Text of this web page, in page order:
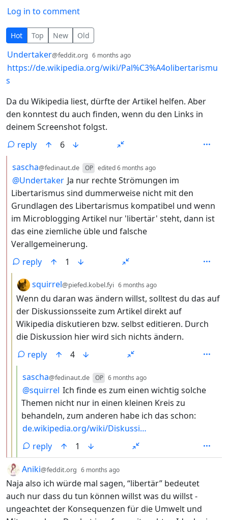
Log in to comment
8 Comments
Hot Top New Old
by
Undertaker@feddit.org 6 months ago
https://de.wikipedia.org/wiki/Pal%C3%A4olibertarismu
s
Da du Wikipedia liest, dürfte der Artikel helfen. Aber
den konntest du auch finden, wenn du den Links in
deinem Screenshot folgst.
reply
6
by
sascha@fedinaut.de OP edited6 months ago
@Undertaker Ja nur rechte Strömungen im
Libertarismus sind dummerweise nicht mit den
Grundlagen des Libertarismus kompatibel und wenn
im Microblogging Artikel nur 'libertär' steht, dann ist
das eine ziemliche üble und falsche
Verallgemeinerung.
reply
1
by
squirrel@piefed.kobel.fyi 6 months ago
Wenn du daran was ändern willst, solltest du das auf
der Diskussionsseite zum Artikel direkt auf
Wikipedia diskutieren bzw. selbst editieren. Durch
die Diskussion hier wird sich nichts ändern.
reply
4
by
sascha@fedinaut.de OP 6 months ago
@squirrel Ich finde es zum einen wichtig solche
Themen nicht nur in einen kleinen Kreis zu
behandeln, zum anderen habe ich das schon:
de.wikipedia.org/wiki/Diskussi…
reply
1
by
Aniki@feddit.org 6 months ago
Naja also ich würde mal sagen, “libertär” bedeutet
auch nur dass du tun können willst was du willst -
ungeachtet der Konsequenzen für die Umwelt und